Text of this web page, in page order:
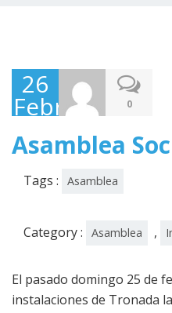
26
Febrero,
2018
0
Asamblea
Tags : Asamblea
Category : Asamblea ,
El pasado domingo 25 de
instalaciones de Tronada